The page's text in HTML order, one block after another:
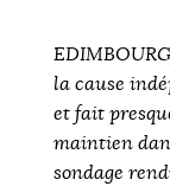
la cause
et fait
maintien
sondage